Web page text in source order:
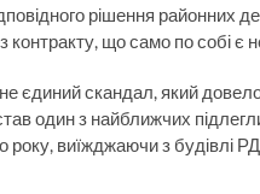
рішення районних
що само по собі є
єдиний скандал, який
один з найближчих
року, виїжджаючи з будівлі